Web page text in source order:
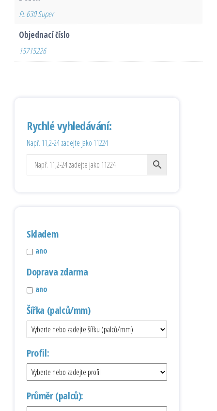
FL 630 Super
Objednací číslo
15715226
Rychlé vyhledávání:
Např. 11,2-24 zadejte jako 11224
Skladem
ano
Doprava zdarma
ano
Šířka (palců/mm)
Profil:
Průměr (palců):